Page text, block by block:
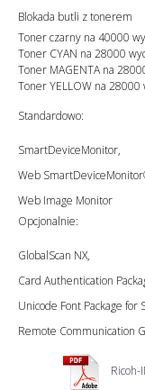
Blokada butli z tonerem
Toner czarny na 40000
Toner CYAN na 28000
Toner MAGENTA na
Toner YELLOW na
Standardowo:
SmartDeviceMonitor,
Web
Web Image Monitor
Opcjonalnie:
GlobalScan NX,
Card Authentication
Unicode Font Package for
Remote Communication
Ricoh-